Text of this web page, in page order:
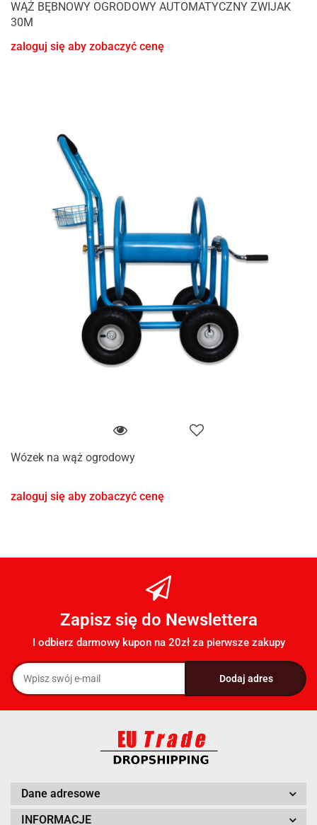
WĄŻ BĘBNOWY OGRODOWY AUTOMATYCZNY ZWIJAK
30M
zaloguj się aby zobaczyć cenę
Wózek na wąż ogrodowy
zaloguj się aby zobaczyć cenę
Zapisz się do Newslettera
I odbierz darmowy kupon na 20zł za pierwsze zakupy
Dane adresowe
INFORMACJE